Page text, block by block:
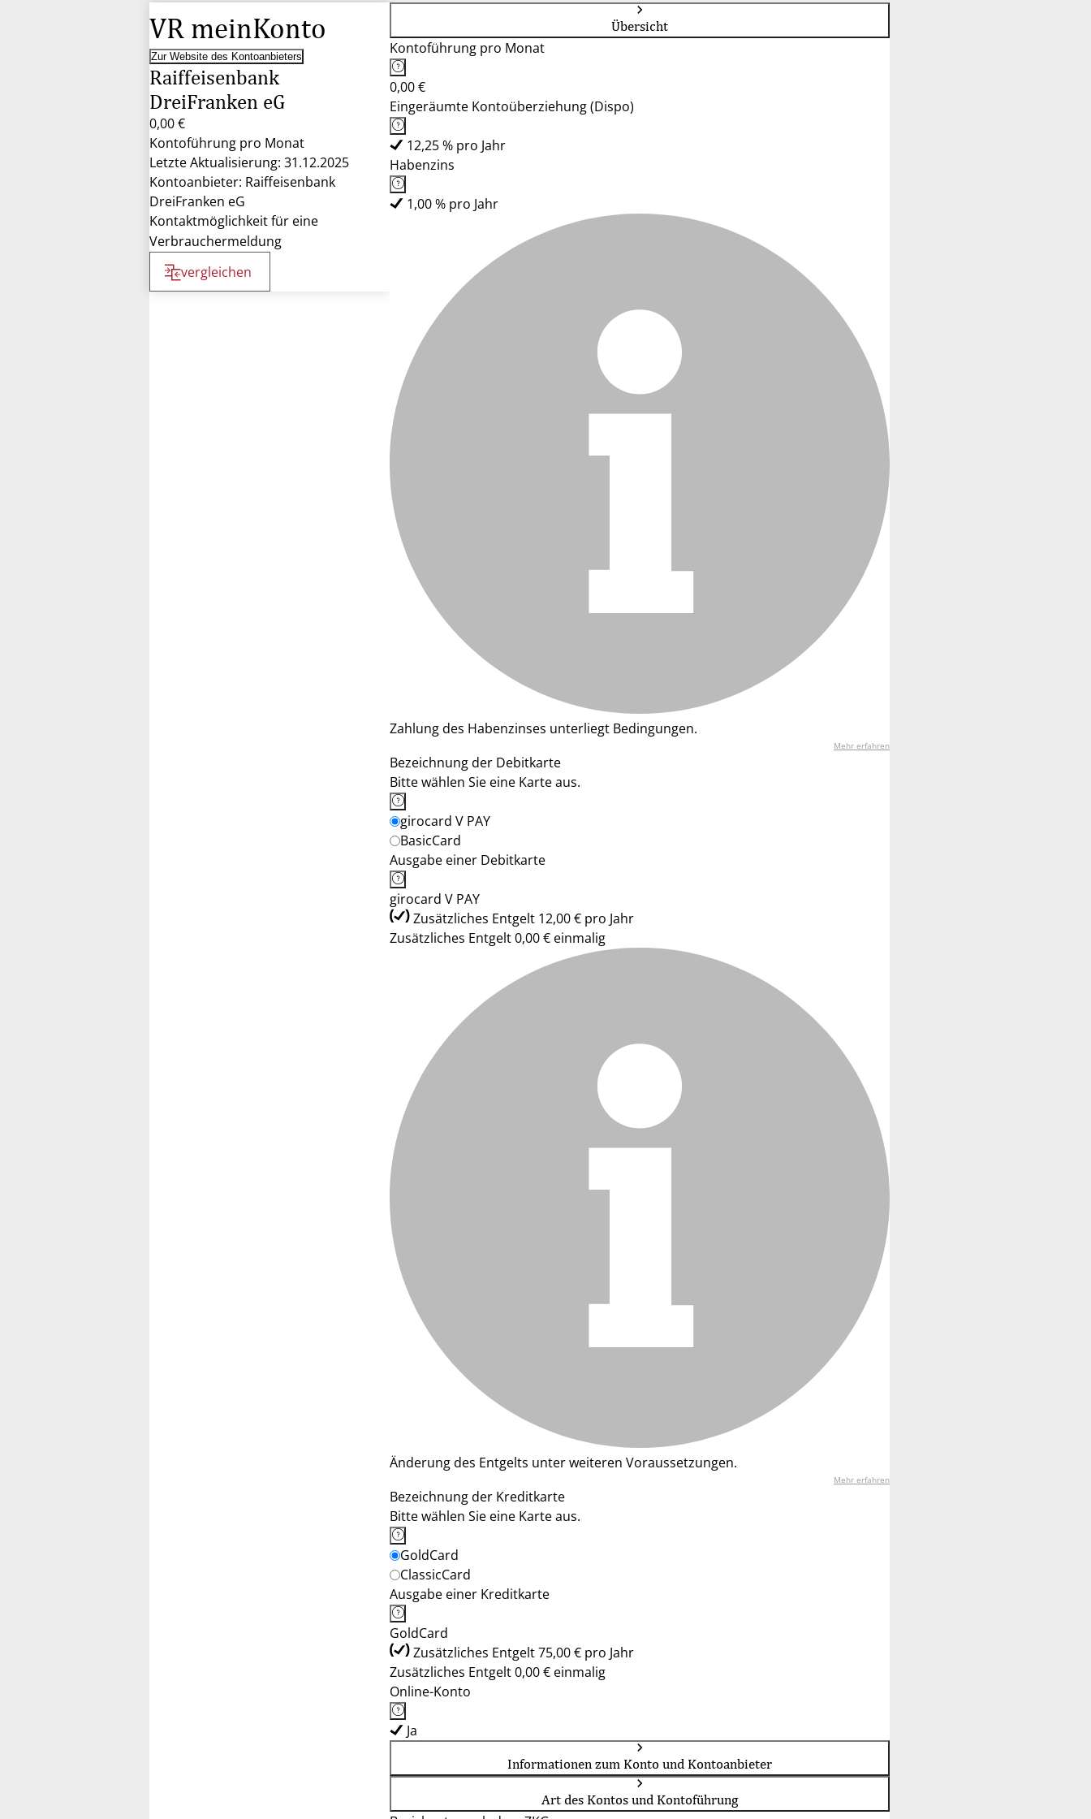
VR meinKonto
Zur Website des Kontoanbieters
Raiffeisenbank
DreiFranken eG
0,00 €
Kontoführung pro Monat
Letzte Aktualisierung: 31.12.2025
Kontoanbieter: Raiffeisenbank
DreiFranken eG
Kontaktmöglichkeit für eine
Verbrauchermeldung
vergleichen
Übersicht
Kontoführung pro Monat
0,00 €
Eingeräumte Kontoüberziehung (Dispo)
12,25 % pro Jahr
Habenzins
1,00 % pro Jahr
Zahlung des Habenzinses unterliegt Bedingungen.
Mehr erfahren
Bezeichnung der Debitkarte
Bitte wählen Sie eine Karte aus.
girocard V PAY
BasicCard
Ausgabe einer Debitkarte
girocard V PAY
Zusätzliches Entgelt 12,00 € pro Jahr
Zusätzliches Entgelt 0,00 € einmalig
Änderung des Entgelts unter weiteren Voraussetzungen.
Mehr erfahren
Bezeichnung der Kreditkarte
Bitte wählen Sie eine Karte aus.
GoldCard
ClassicCard
Ausgabe einer Kreditkarte
GoldCard
Zusätzliches Entgelt 75,00 € pro Jahr
Zusätzliches Entgelt 0,00 € einmalig
Online-Konto
Ja
Informationen zum Konto und Kontoanbieter
Art des Kontos und Kontoführung